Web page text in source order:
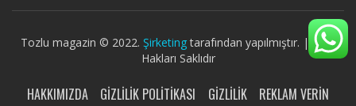
Tozlu magazin © 2022. Şirketingtarafından yapılmıştır. | Tüm
Hakları Saklıdır
HAKKIMIZDA GIZLILIK POLITIKASI GIZLILIK REKLAM VERIN